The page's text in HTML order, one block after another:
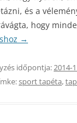
és a
hogy
→
időpontja:2014-
sport tapéta,